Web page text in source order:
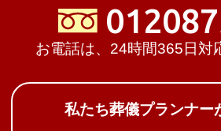
お電話は、24時間365日対
私たち葬儀プランナー